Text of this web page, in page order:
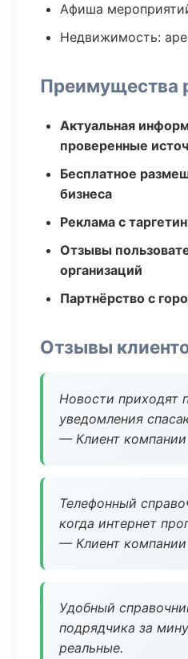
Афиша
Недвижимость:
Преимущества
Актуальная
проверенные
Бесплатное
бизнеса
Реклама с
Отзывы
организаций
Партнёрство с
Отзывы
Новости приходят
уведомления
— Клиент компании
Телефонный
когда интернет
— Клиент компании
Удобный
подрядчика за
реальные.